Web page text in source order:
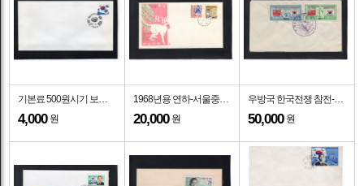
기본료 500원시기 보통-500원-태극기-서울중앙 기념인 초일봉투(FDC)-2026.7.1일
4,000 원
1968년용 연하-서울중앙 철인 초일봉투(FDC)-체성회 제작-1967.12.10일
20,000 원
우방국 한국전쟁 참전-캐나다 2종-부산 기념인 초일봉투(FDC)-1951.9.15일
50,000 원